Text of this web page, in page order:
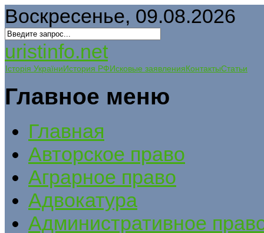
Воскресенье, 09.08.2026
uristinfo.net
Історія УкраїниИстория РФИсковые заявленияКонтактыСтатьи
Главное меню
Главная
Авторское право
Аграрное право
Адвокатура
Административное